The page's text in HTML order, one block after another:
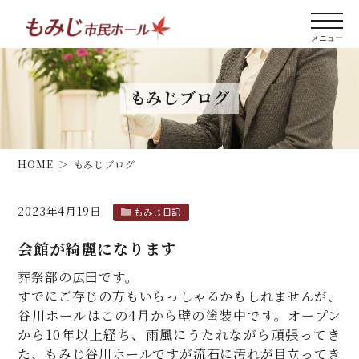
もみじブログ
HOME もみじブログ
2023年4月19日 もみじ日記
会館が綺麗になります
葬祭部の広田です。
すでにご存じの方もいらっしゃるかもしれませんが、
谷川ホールはこの4月から壁の塗装中です。オープン
から10年以上経ち、雨風にうたれながら頑張ってき
た、もみじ谷川ホールですが流石に汚れが目立ってき